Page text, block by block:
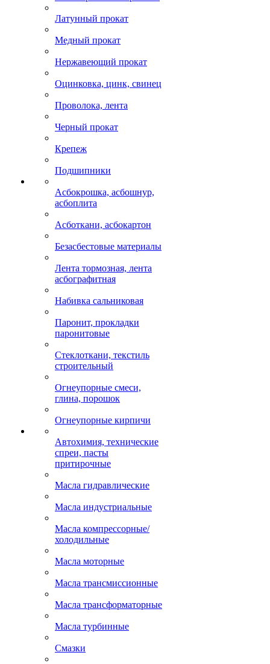
Латунный прокат
Медный прокат
Нержавеющий прокат
Оцинковка, цинк, свинец
Проволока, лента
Черный прокат
Крепеж
Подшипники
Асбокрошка, асбошнур,
асбоплита
Асботкани, асбокартон
Безасбестовые материалы
Лента тормозная, лента
асбографитная
Набивка сальниковая
Паронит, прокладки
паронитовые
Стеклоткани, текстиль
строительный
Огнеупорные смеси,
глина, порошок
Огнеупорные кирпичи
Автохимия, технические
спреи, пасты
притирочные
Масла гидравлические
Масла индустриальные
Масла компрессорные/
холодильные
Масла моторные
Масла трансмиссионные
Масла трансформаторные
Масла турбинные
Смазки